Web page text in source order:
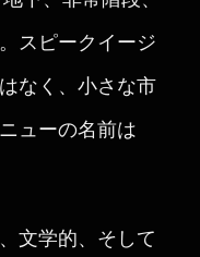
スピークイージ
なく、小さな市
ューの名前は
文学的、そして